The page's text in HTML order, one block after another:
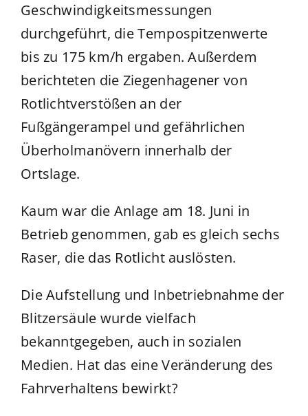
Geschwindigkeitsmessungen
durchgeführt, die Tempospitzenwerte
bis zu 175 km/h ergaben. Außerdem
berichteten die Ziegenhagener von
Rotlichtverstößen an der
Fußgängerampel und gefährlichen
Überholmanövern innerhalb der
Ortslage.
Kaum war die Anlage am 18. Juni in
Betrieb genommen, gab es gleich sechs
Raser, die das Rotlicht auslösten.
Die Aufstellung und Inbetriebnahme der
Blitzersäule wurde vielfach
bekanntgegeben, auch in sozialen
Medien. Hat das eine Veränderung des
Fahrverhaltens bewirkt?